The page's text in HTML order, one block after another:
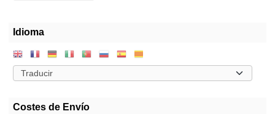
Idioma
Costes de Envío